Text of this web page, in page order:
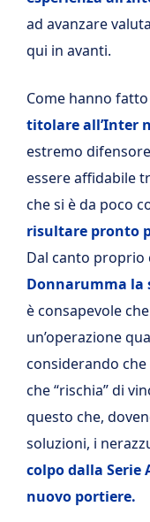
ad avanzare
qui in avanti.
Come hanno
titolare all’Inter
estremo
essere affidabile
che si è da poco
risultare pronto
Dal canto proprio
Donnarumma la
è consapevole
un’operazione
considerando
che “rischia” di
questo che,
soluzioni, i
colpo dalla Serie
nuovo portiere.